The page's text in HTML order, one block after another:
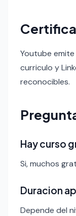
Youtube
curriculo y
reconocibles.
Hay curso
Si, muchos
Duracion
Depende del